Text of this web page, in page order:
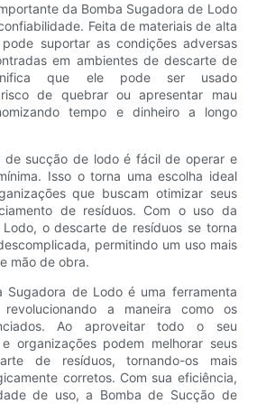
da Bomba Sugadora de Lodo
Feita de materiais de alta
suportar as condições adversas
em ambientes de descarte de
que ele pode ser usado
de quebrar ou apresentar mau
tempo e dinheiro a longo
de sucção de lodo é fácil de operar e
Isso o torna uma escolha ideal
que buscam otimizar seus
de resíduos. Com o uso da
o descarte de resíduos se torna
permitindo um uso mais
mão de obra.
Sugadora de Lodo é uma ferramenta
a maneira como os
Ao aproveitar todo o seu
organizações podem melhorar seus
de resíduos, tornando-os mais
corretos. Com sua eficiência,
de uso, a Bomba de Sucção de